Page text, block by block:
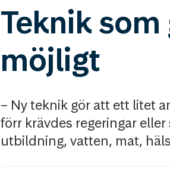
Teknik
möjligt
– Ny teknik gör att ett litet
förr krävdes regeringar
utbildning, vatten, mat,